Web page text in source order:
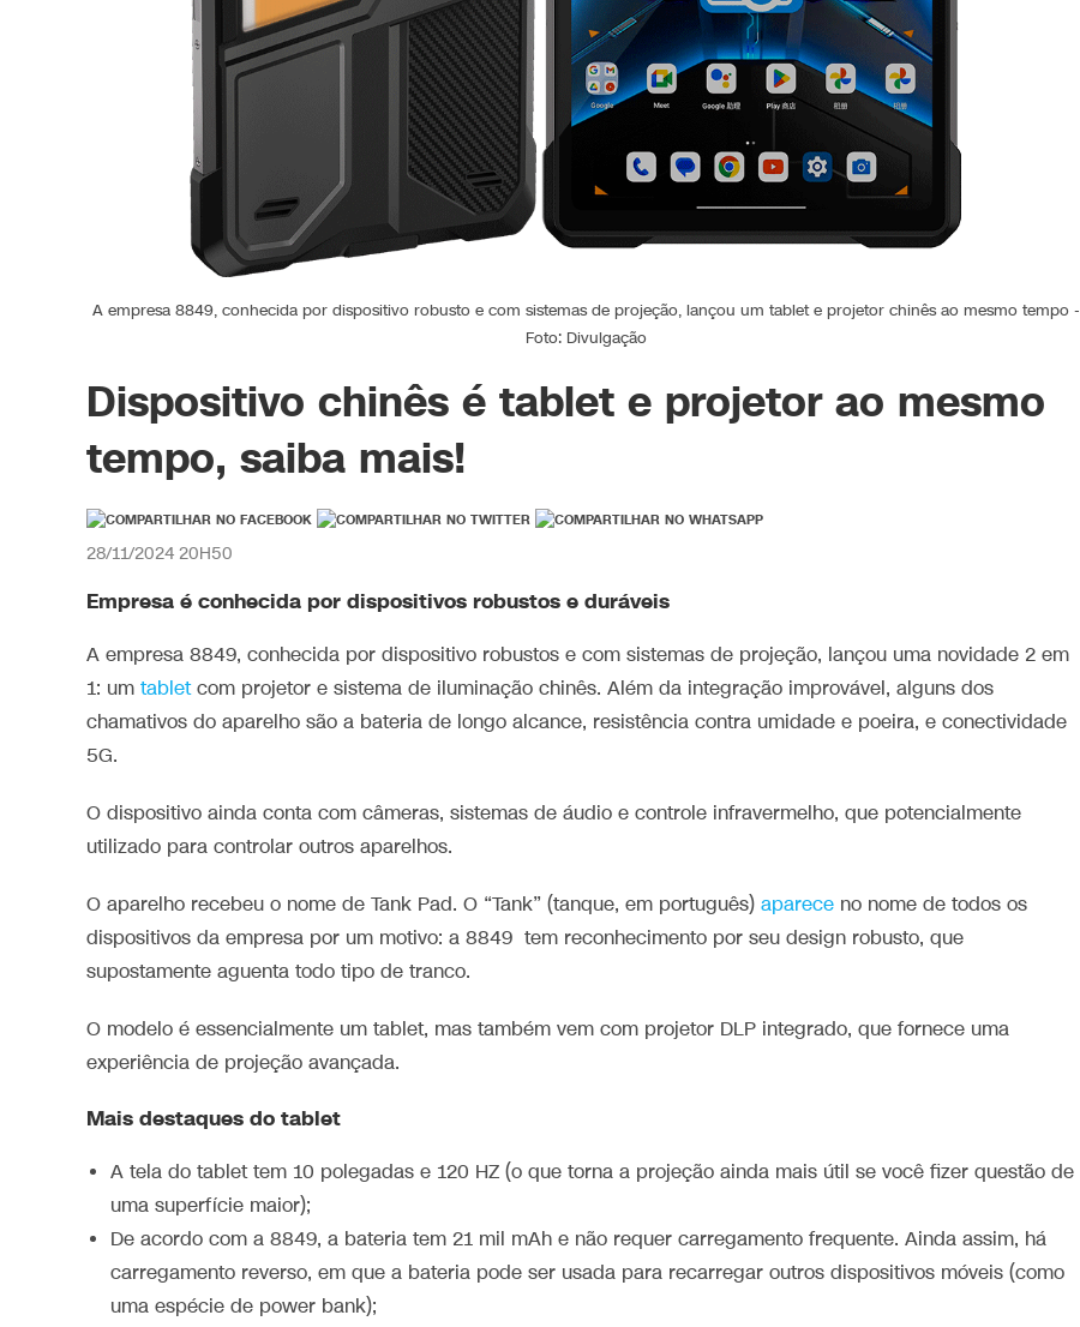
A empresa 8849, conhecida por dispositivo robusto e com sistemas de projeção, lançou um tablet e projetor chinês ao mesmo tempo -
Foto: Divulgação
Dispositivo chinês é tablet e projetor ao mesmo
tempo, saiba mais!
28/11/2024 20H50
Empresa é conhecida por dispositivos robustos e duráveis
A empresa 8849, conhecida por dispositivo robustos e com sistemas de projeção, lançou uma novidade 2 em
1: um tabletcom projetor e sistema de iluminação chinês. Além da integração improvável, alguns dos
chamativos do aparelho são a bateria de longo alcance, resistência contra umidade e poeira, e conectividade
5G.
O dispositivo ainda conta com câmeras, sistemas de áudio e controle infravermelho, que potencialmente
utilizado para controlar outros aparelhos.
O aparelho recebeu o nome de Tank Pad. O “Tank” (tanque, em português) aparece no nome de todos os
dispositivos da empresa por um motivo: a 8849 tem reconhecimento por seu design robusto, que
supostamente aguenta todo tipo de tranco.
O modelo é essencialmente um tablet, mas também vem com projetor DLP integrado, que fornece uma
experiência de projeção avançada.
Mais destaques do tablet
A tela do tablet tem 10 polegadas e 120 HZ (o que torna a projeção ainda mais útil se você fizer questão de
uma superfície maior);
De acordo com a 8849, a bateria tem 21 mil mAh e não requer carregamento frequente. Ainda assim, há
carregamento reverso, em que a bateria pode ser usada para recarregar outros dispositivos móveis (como
uma espécie de power bank);